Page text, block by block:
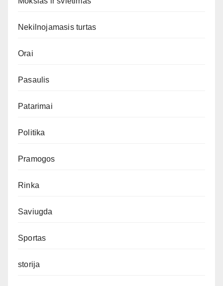
Nekilnojamasis turtas
Orai
Pasaulis
Patarimai
Politika
Pramogos
Rinka
Saviugda
Sportas
storija